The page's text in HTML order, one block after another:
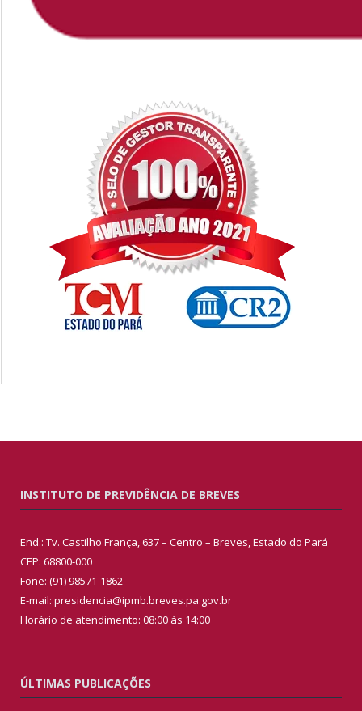
INSTITUTO DE PREVIDÊNCIA DE BREVES
End.: Tv. Castilho França, 637 – Centro – Breves, Estado do Pará
CEP: 68800-000
Fone: (91) 98571-1862
E-mail: presidencia@ipmb.breves.pa.gov.br
Horário de atendimento: 08:00 às 14:00
ÚLTIMAS PUBLICAÇÕES